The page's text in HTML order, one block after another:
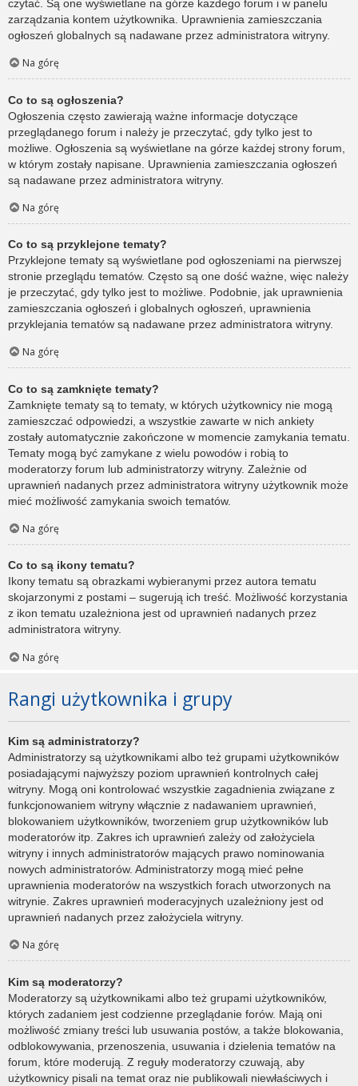
czytać. Są one wyświetlane na górze każdego forum i w panelu
zarządzania kontem użytkownika. Uprawnienia zamieszczania
ogłoszeń globalnych są nadawane przez administratora witryny.
Na górę
Co to są ogłoszenia?
Ogłoszenia często zawierają ważne informacje dotyczące
przeglądanego forum i należy je przeczytać, gdy tylko jest to
możliwe. Ogłoszenia są wyświetlane na górze każdej strony forum,
w którym zostały napisane. Uprawnienia zamieszczania ogłoszeń
są nadawane przez administratora witryny.
Na górę
Co to są przyklejone tematy?
Przyklejone tematy są wyświetlane pod ogłoszeniami na pierwszej
stronie przeglądu tematów. Często są one dość ważne, więc należy
je przeczytać, gdy tylko jest to możliwe. Podobnie, jak uprawnienia
zamieszczania ogłoszeń i globalnych ogłoszeń, uprawnienia
przyklejania tematów są nadawane przez administratora witryny.
Na górę
Co to są zamknięte tematy?
Zamknięte tematy są to tematy, w których użytkownicy nie mogą
zamieszczać odpowiedzi, a wszystkie zawarte w nich ankiety
zostały automatycznie zakończone w momencie zamykania tematu.
Tematy mogą być zamykane z wielu powodów i robią to
moderatorzy forum lub administratorzy witryny. Zależnie od
uprawnień nadanych przez administratora witryny użytkownik może
mieć możliwość zamykania swoich tematów.
Na górę
Co to są ikony tematu?
Ikony tematu są obrazkami wybieranymi przez autora tematu
skojarzonymi z postami – sugerują ich treść. Możliwość korzystania
z ikon tematu uzależniona jest od uprawnień nadanych przez
administratora witryny.
Na górę
Rangi użytkownika i grupy
Kim są administratorzy?
Administratorzy są użytkownikami albo też grupami użytkowników
posiadającymi najwyższy poziom uprawnień kontrolnych całej
witryny. Mogą oni kontrolować wszystkie zagadnienia związane z
funkcjonowaniem witryny włącznie z nadawaniem uprawnień,
blokowaniem użytkowników, tworzeniem grup użytkowników lub
moderatorów itp. Zakres ich uprawnień zależy od założyciela
witryny i innych administratorów mających prawo nominowania
nowych administratorów. Administratorzy mogą mieć pełne
uprawnienia moderatorów na wszystkich forach utworzonych na
witrynie. Zakres uprawnień moderacyjnych uzależniony jest od
uprawnień nadanych przez założyciela witryny.
Na górę
Kim są moderatorzy?
Moderatorzy są użytkownikami albo też grupami użytkowników,
których zadaniem jest codzienne przeglądanie forów. Mają oni
możliwość zmiany treści lub usuwania postów, a także blokowania,
odblokowywania, przenoszenia, usuwania i dzielenia tematów na
forum, które moderują. Z reguły moderatorzy czuwają, aby
użytkownicy pisali na temat oraz nie publikowali niewłaściwych i